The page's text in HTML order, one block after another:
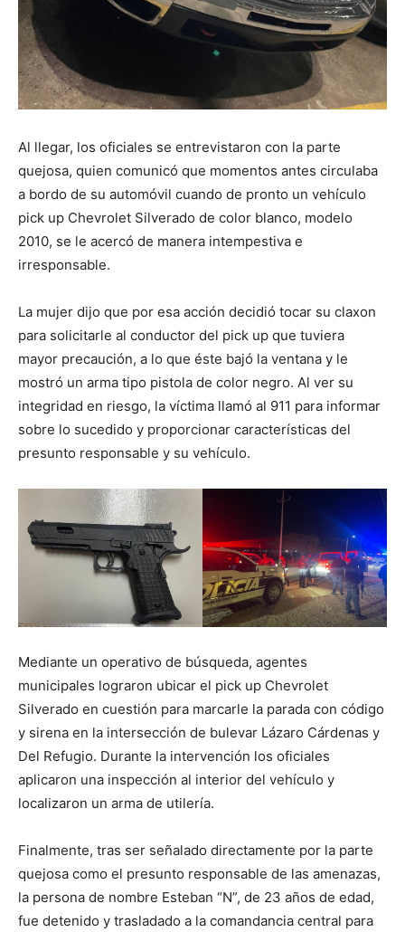
Al llegar, los oficiales se entrevistaron con la parte
quejosa, quien comunicó que momentos antes circulaba
a bordo de su automóvil cuando de pronto un vehículo
pick up Chevrolet Silverado de color blanco, modelo
2010, se le acercó de manera intempestiva e
irresponsable.
La mujer dijo que por esa acción decidió tocar su claxon
para solicitarle al conductor del pick up que tuviera
mayor precaución, a lo que éste bajó la ventana y le
mostró un arma tipo pistola de color negro. Al ver su
integridad en riesgo, la víctima llamó al 911 para informar
sobre lo sucedido y proporcionar características del
presunto responsable y su vehículo.
Mediante un operativo de búsqueda, agentes
municipales lograron ubicar el pick up Chevrolet
Silverado en cuestión para marcarle la parada con código
y sirena en la intersección de bulevar Lázaro Cárdenas y
Del Refugio. Durante la intervención los oficiales
aplicaron una inspección al interior del vehículo y
localizaron un arma de utilería.
Finalmente, tras ser señalado directamente por la parte
quejosa como el presunto responsable de las amenazas,
la persona de nombre Esteban “N”, de 23 años de edad,
fue detenido y trasladado a la comandancia central para